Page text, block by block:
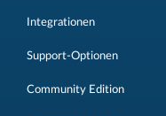
Integrationen
Support-Optionen
Community Edition